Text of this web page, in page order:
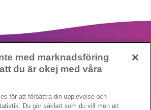
© Supermiljöbloggen Cookieinställningar
med marknadsföring
du är okej med våra
för att förbättra din upplevelse och
Du gör såklart som du vill men att